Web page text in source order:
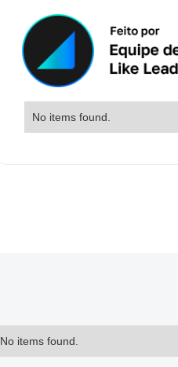
No items found.
No items found.